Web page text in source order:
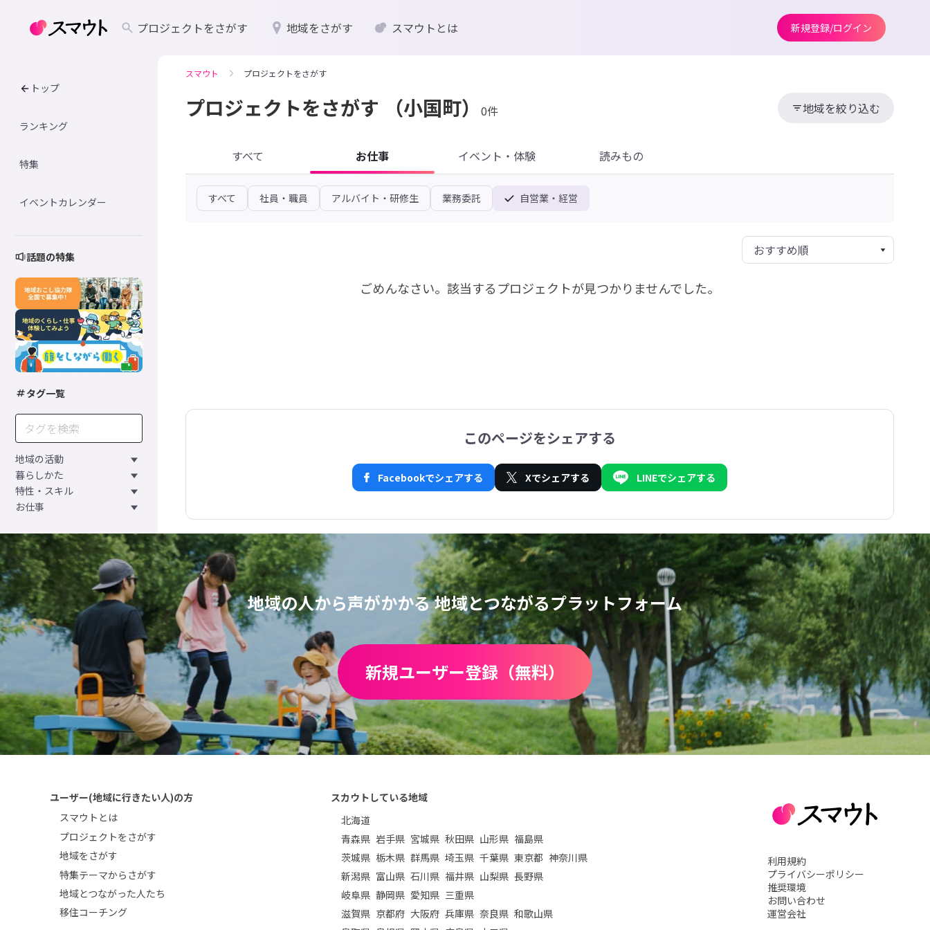
プロジェクトをさがす 地域をさがす スマウトとは 新規登録/ログイン
トップ
ランキング
特集
イベントカレンダー
話題の特集
タグ一覧
地域の活動
暮らしかた
特性・スキル
お仕事
スマウト プロジェクトをさがす
プロジェクトをさがす （小国町） 0件 地域を絞り込む
すべて お仕事 イベント・体験 読みもの
すべて 社員・職員 アルバイト・研修生 業務委託 自営業・経営
ごめんなさい。 該当するプロジェクトが見つかりませんでした。
このページをシェアする
Facebookでシェアする Xでシェアする LINEでシェアする
地域の人から声がかかる地域とつながるプラットフォーム
新規ユーザー登録（無料）
ユーザー(地域に行きたい人)の方
スマウトとは
プロジェクトをさがす
地域をさがす
特集テーマからさがす
地域とつながった人たち
移住コーチング
スカウトしている地域
北海道
青森県 岩手県 宮城県 秋田県 山形県 福島県
茨城県 栃木県 群馬県 埼玉県 千葉県 東京都 神奈川県
新潟県 富山県 石川県 福井県 山梨県 長野県
岐阜県 静岡県 愛知県 三重県
滋賀県 京都府 大阪府 兵庫県 奈良県 和歌山県
利用規約
プライバシーポリシー
推奨環境
お問い合わせ
運営会社